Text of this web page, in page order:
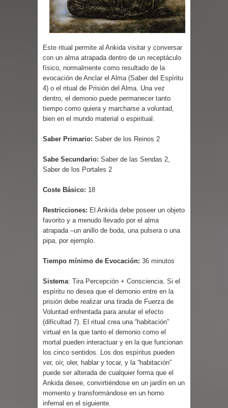
Parte 07: Asuntos que Resolver
Parte 06: El Trato con los Muertos
Este ritual permite al Ankida visitar y conversar
con un alma atrapada dentro de un receptáculo
físico, normalmente como resultado de la
evocación de Anclar el Alma (Saber del Espíritu
4) o el ritual de Prisión del Alma. Una vez
dentro, el demonio puede permanecer tanto
tiempo como quiera y marcharse a voluntad,
bien en el mundo material o espiritual.
Saber Primario: Saber de los Reinos 2
Sabe Secundario: Saber de las Sendas 2,
Saber de los Portales 2
Coste Básico: 18
Restricciones: El Ankida debe poseer un objeto
favorito y a menudo llevado por el alma
atrapada –un anillo de boda, una pulsera o una
pipa, por ejemplo.
Tiempo mínimo de Evocación: 36 minutos
Sistema: Tira Percepción + Consciencia. Si el
espíritu no desea que el demonio entre en la
prisión debe realizar una tirada de Fuerza de
Voluntad enfrentada para anular el efecto
(dificultad 7). El ritual crea una “habitación”
virtual en la que tanto el demonio como el
mortal pueden interactuar y en la que funcionan
los cinco sentidos. Los dos espíritus pueden
ver, oír, oler, hablar y tocar, y la “habitación”
puede ser alterada de cualquier forma que el
Ankida desee, convirtiéndose en un jardín en un
momento y transformándose en un horno
infernal en el siguiente.